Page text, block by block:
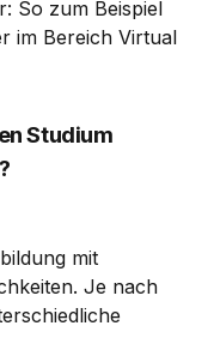
So zum Beispiel
im Bereich Virtual
Studium
mit
Je nach